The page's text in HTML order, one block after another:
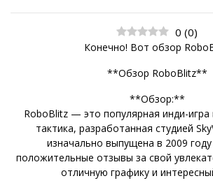
0 (0)
Конечно! Вот обзор
**Обзор RoboBlitz**
**Обзор:**
RoboBlitz — это популярная инди-
тактика, разработанная студией
изначально выпущена в 2009
положительные отзывы за свой
отличную графику и